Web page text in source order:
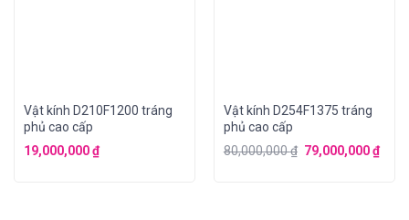
Vật kính D210F1200 tráng
phủ cao cấp
19,000,000₫
Vật kính D254F1375 tráng
phủ cao cấp
80,000,000₫ 79,000,000₫